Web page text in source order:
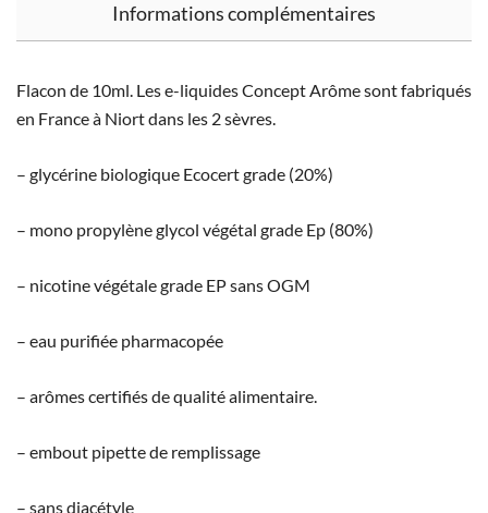
Informations complémentaires
Flacon de 10ml. Les e-liquides Concept Arôme sont fabriqués
en France à Niort dans les 2 sèvres.
– glycérine biologique Ecocert grade (20%)
– mono propylène glycol végétal grade Ep (80%)
– nicotine végétale grade EP sans OGM
– eau purifiée pharmacopée
– arômes certifiés de qualité alimentaire.
– embout pipette de remplissage
– sans diacétyle